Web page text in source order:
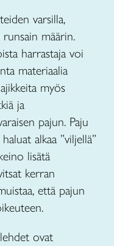
varsilla,
määrin.
harrastaja voi
materiaalia
myös
ja
pajun. Paju
alkaa ”viljellä”
lisätä
kerran
että pajun
ovat